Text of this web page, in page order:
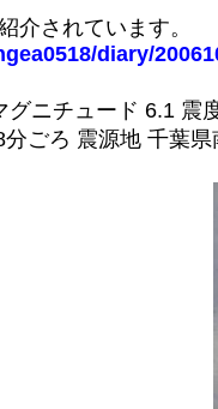
介されています。
diary/
ニチュード 6.1 震
ごろ 震源地 千葉県